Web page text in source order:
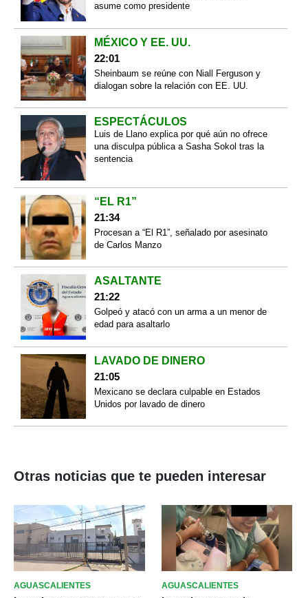
asume como presidente
MÉXICO Y EE. UU.
22:01
Sheinbaum se reúne con Niall Ferguson y
dialogan sobre la relación con EE. UU.
ESPECTÁCULOS
Luis de Llano explica por qué aún no ofrece
una disculpa pública a Sasha Sokol tras la
sentencia
“EL R1”
21:34
Procesan a “El R1”, señalado por asesinato
de Carlos Manzo
ASALTANTE
21:22
Golpeó y atacó con un arma a un menor de
edad para asaltarlo
LAVADO DE DINERO
21:05
Mexicano se declara culpable en Estados
Unidos por lavado de dinero
Otras noticias que te pueden interesar
AGUASCALIENTES AGUASCALIENTES